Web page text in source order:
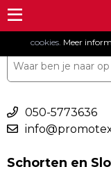
050-5773636
Schorten en
Om onze website
cookies. Meer